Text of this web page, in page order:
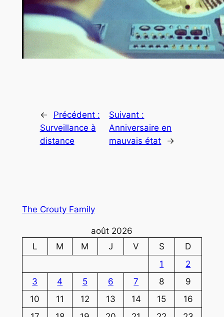
←
Précédent :
Surveillance à
distance
Suivant :
Anniversaire en
mauvais état
→
The Crouty Family
août 2026
L
M M J V S
D
1
2
3
4 5 6 7 8
9
10
11 12 13 14 15
16